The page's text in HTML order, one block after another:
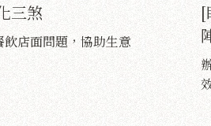
三煞
店面問題，協助生意
[